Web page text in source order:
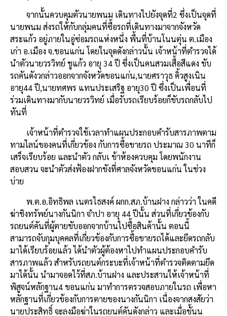
จากนั้นควบคุมตัวนายพนม เดินทางไปยังจุดที่2 ซึ่งเป็นจุดที่
นายพนม ส่งรถให้กับกลุ่มคนที่ซื้อรถที่เดินทางมาจากจังหวัด
สระแก้ว อยู่ภายในอู่ซ่อมรถแห่งหนึ่ง พื้นที่บ้านโนนตุ่น ต.เมือง
เก่า อ.เมือง จ.ขอนแก่น โดยในจุดดังกล่าวนั้น เจ้าหน้าที่ตำรวจได้
นำตัวนายวรวิทย์ ชูแก้ว อายุ 34 ปี ซึ่งเป็นคนสวมเสื้อสีแดง ขับ
รถคันดังวกล่าวออกจากจังหวัดขอนแก่น,นายศราวุธ คิ้วสูงเนิน
อายุ44 ปี,นายทศพร แทนประเสริฐ อายุ30 ปี ซึ่งเป็นเพื่อนที่
ร่วมเดินทางมากับนายวรวิทย์ เมื่อรับรถเรียบร้อยก็ขับรถกลับไป
ทันที่
เจ้าหน้าที่ตำรวจใช้เวลาทำแผนประกอบคำรับสารภาพตาม
ทามไลน์ของคนที่เกี่ยวข้อง กับการซื้อขายรถ ประมาณ 30 นาทีก็
เสร็จเรียบร้อย และนำตัว กลับเ ข้าห้องควบคุม โดยพนักงาน
สอบสวน จะนำตัวส่งฟ้องฝากขังที่ศาลจังหวัดขอนแก่น ในช่วง
บ่าย
พ.ต.อ.อิทธิพล เนตรไธสงค์ ผกก.สภ.บ้านฝาง กล่าวว่า ในคดี
ฆ่าชิงทรัพย์นางกันนิกา จำปา อายุ 44 ปีนั้น ส่วนที่เกี่ยวข้องกับ
รถยนต์คันที่ผู้ตายขับออกจากบ้านไปซื้อสินค้านั้น ตอนนี้
สามารถจับกุมบุคคลที่เกี่ยวข้องกับการซื้อขายรถได้และยึดรถกลับ
มาได้เรียบร้อยแล้ว ได้นำตัวผู้ต้องหาไปทำแผนประกอบคำรับ
สารภาพแล้ว สำหรับรถยนต์กระบะที่เจ้าหน้าที่ตำรวจติดตามยึด
มาได้นั้น นำมาจอดไว้ที่สภ.บ้านฝาง และประสานให้เจ้าหน้าที่
พิสูจน์หลักฐาน4 ขอนแก่น มาทำการตรวจสอบภายในรถ เพื่อหา
หลักฐานที่เกี่ยวข้องกับการตายของนางกันนิกา เนื่องจากสงสัยว่า
นายประสิทธิ์ จะลงมือฆ่าในรถยนต์คันดังกล่าว และเมื่อขั้นน